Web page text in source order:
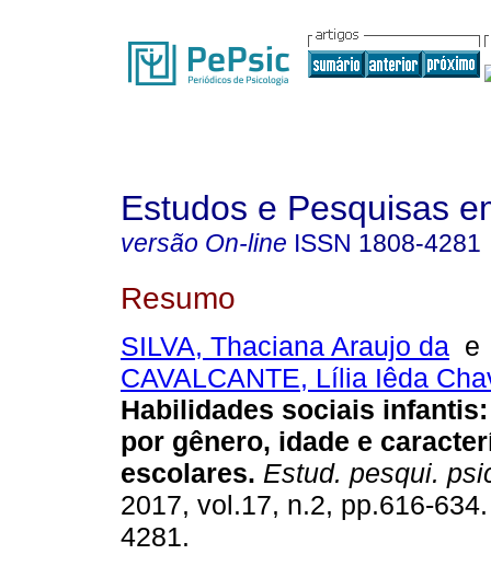
Estudos e Pesquisas
versão On-line ISSN 1808-4281
Resumo
SILVA, Thaciana Araujo da e
CAVALCANTE, Lília Iêda
Habilidades sociais infantis
por gênero, idade e
escolares. Estud. pesqui.
2017, vol.17, n.2, pp.616-
4281.